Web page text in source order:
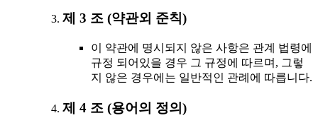
제 3 조 (약관외 준칙)
이 약관에 명시되지 않은 사항은 관계 법령에
규정 되어있을 경우 그 규정에 따르며, 그렇
지 않은 경우에는 일반적인 관례에 따릅니다.
제 4 조 (용어의 정의)